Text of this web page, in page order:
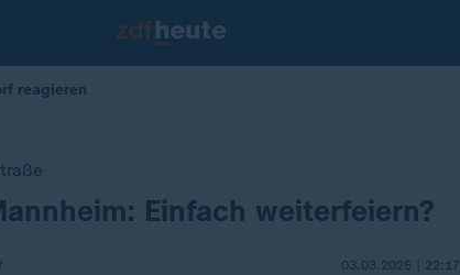
reagieren
Einfach weiterfeiern?
03.03.2025 | 22:17